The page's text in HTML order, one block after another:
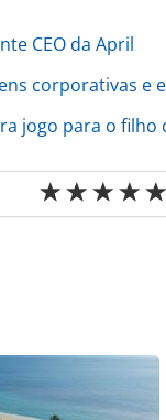
CEO da April
corporativas e
jogo para o filho
e-
ou as
Editora é
o conteúdo